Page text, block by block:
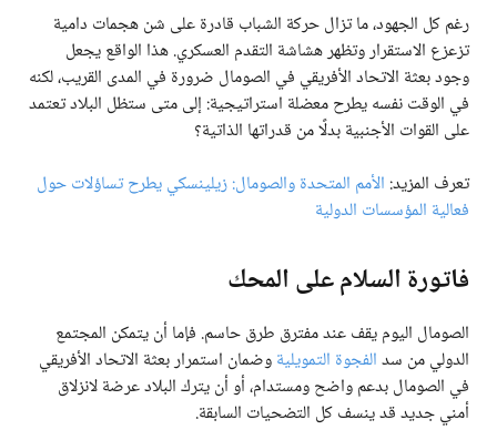
رغم كل الجهود، ما تزال حركة الشباب قادرة على شن هجمات دامية
تزعزع الاستقرار وتظهر هشاشة التقدم العسكري. هذا الواقع يجعل
وجود بعثة الاتحاد الأفريقي في الصومال ضرورة في المدى القريب، لكنه
في الوقت نفسه يطرح معضلة استراتيجية: إلى متى ستظل البلاد تعتمد
على القوات الأجنبية بدلًا من قدراتها الذاتية؟
تعرف المزيد: الأمم المتحدة والصومال: زيلينسكي يطرح تساؤلات حول
فعالية المؤسسات الدولية
فاتورة السلام على المحك
الصومال اليوم يقف عند مفترق طرق حاسم. فإما أن يتمكن المجتمع
الدولي من سدالفجوة التمويليةوضمان استمرار بعثة الاتحاد الأفريقي
في الصومال بدعم واضح ومستدام، أو أن يترك البلاد عرضة لانزلاق
أمني جديد قد ينسف كل التضحيات السابقة.